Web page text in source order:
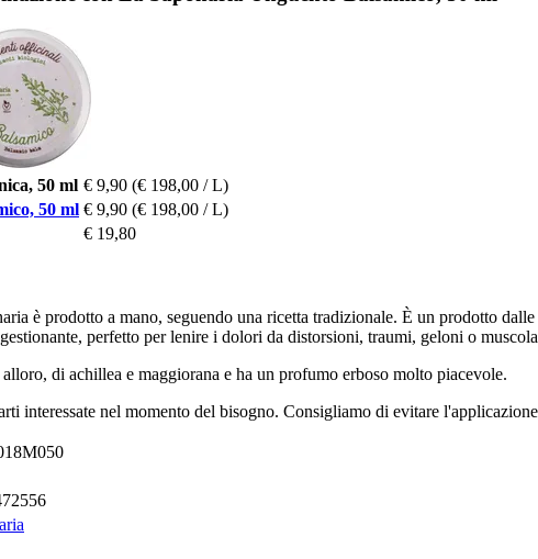
50 ml € 9,90 (€ 198,00 / L)
50 ml € 9,90 (€ 198,00 / L)
€ 19,80
è prodotto a mano, seguendo una ricetta tradizionale. È un prodotto
perfetto per lenire i dolori da distorsioni, traumi, geloni o
di achillea e maggiorana e ha un profumo erboso molto piacevole.
interessate nel momento del bisogno. Consigliamo di evitare